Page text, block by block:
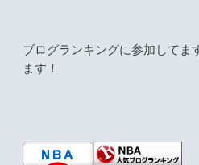
ブログランキングに参加してま
ます！